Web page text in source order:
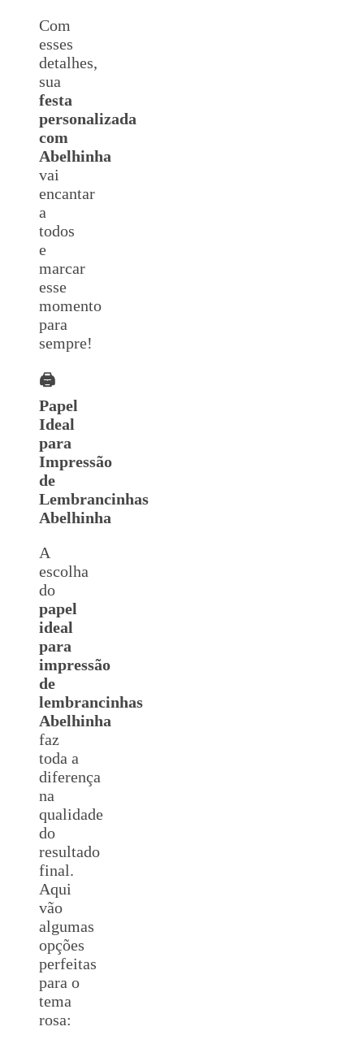
Com
esses
detalhes,
sua
festa
personalizada
com
Abelhinha
vai
encantar
a
todos
e
marcar
esse
momento
para
sempre!
🖨️
Papel
Ideal
para
Impressão
de
Lembrancinhas
Abelhinha
A
escolha
do
papel
ideal
para
impressão
de
lembrancinhas
Abelhinha
faz
toda a
diferença
na
qualidade
do
resultado
final.
Aqui
vão
algumas
opções
perfeitas
para o
tema
rosa: